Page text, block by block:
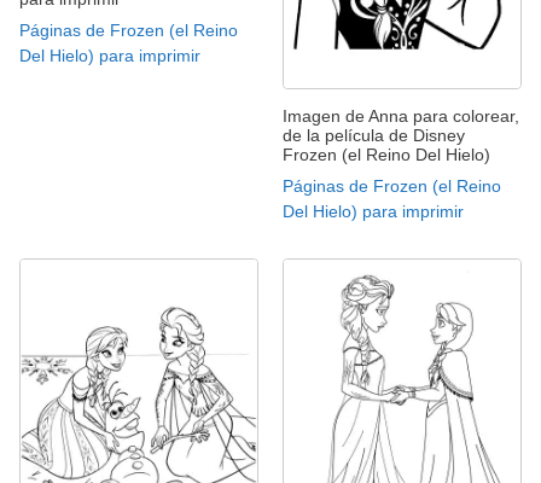
Páginas de Frozen (el Reino
Del Hielo) para imprimir
Imagen de Anna para colorear,
de la película de Disney
Frozen (el Reino Del Hielo)
Páginas de Frozen (el Reino
Del Hielo) para imprimir